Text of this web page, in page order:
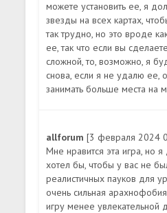
можете установить ее, я
звезды на всех картах,
так трудно, но это вроде
ее, так что если вы
сложной, то, возможно, я
снова, если я не удалю ее,
занимать больше места на
allforum[3 февраля 2024
Мне нравится эта игра, но я
хотел бы, чтобы у вас не
реалистичных пауков для
очень сильная
игру менее увлекательной